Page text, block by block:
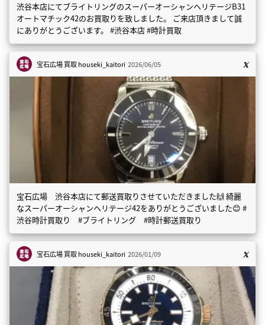
渋谷本店にてブライトリングのスーパーオーシャンヘリテージB31
オートマチック42のお買取りを致しました。 ご来店頂きまして誠
にありがとうございます。 #渋谷本店 #時計買取
宝石広場 買取houseki_kaitori 2026/06/05
宝石広場 渋谷本店にて郵送買取りさせていただきました🙌 綺麗
なスーパーオーシャンヘリテージ42をありがとうございました😊 #
渋谷時計買取り #ブライトリング #時計郵送買取り
宝石広場 買取houseki_kaitori 2026/01/09